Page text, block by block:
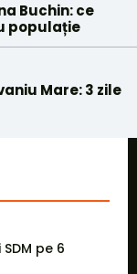
Buchin: ce
populație
Mare: 3 zile
pe 6